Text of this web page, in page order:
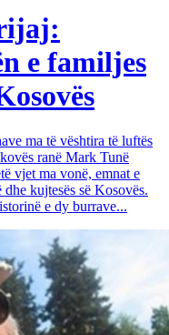
e familjes
ma të vështira të luftës
ranë Mark Tunë
vjet ma vonë, emnat e
kujtesës së Kosovës.
e dy burrave...